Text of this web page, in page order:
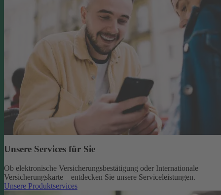
Unsere Services für Sie
Ob elektronische Versicherungsbestätigung oder Internationale
Versicherungskarte – entdecken Sie unsere Serviceleistungen.
Unsere Produktservices